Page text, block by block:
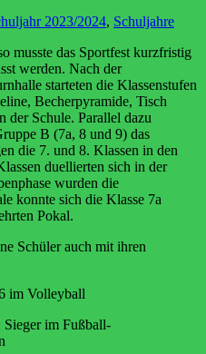
2023/2024, Schuljahre
musste das Sportfest kurzfristig
werden. Nach der
starteten die Klassenstufen
Becherpyramide, Tisch
der Schule. Parallel dazu
B (7a, 8 und 9) das
die 7. und 8. Klassen in den
duellierten sich in der
wurden die
konnte sich die Klasse 7a
Pokal.
Schüler auch mit ihren
im Volleyball
im Fußball-